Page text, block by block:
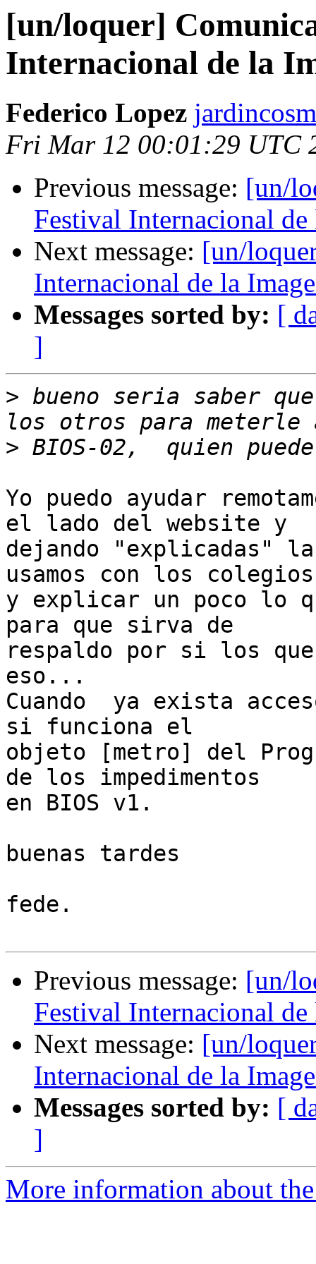
[un/loquer]
Internacional de la
Federico Lopez
Fri Mar 12 00:01:29 UTC
Previous message: [un/
Festival Internacional de
Next message: [un/
Internacional de la
Messages sorted by: [
]
> bueno seria saber
>
Yo puedo ayudar
el lado del website y
dejando "explicadas"
usamos con los colegios
y explicar un poco lo
para que sirva de
respaldo por si los
eso...
Cuando  ya exista
si funciona el
objeto [metro] del
de los impedimentos
en BIOS v1.
buenas tardes
fede.
Previous message: [un/
Festival Internacional de
Next message: [un/
Internacional de la
Messages sorted by: [
]
More information about